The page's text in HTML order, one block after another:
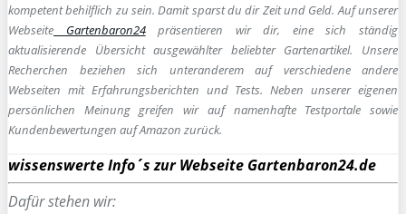
kompetent behilflich zu sein.Damit sparst du dir Zeit und Geld. Auf unserer
Webseite Gartenbaron24präsentieren wir dir, eine sich ständig
aktualisierende Übersicht ausgewählter beliebter Gartenartikel. Unsere
Recherchen beziehen sich unteranderem auf verschiedene andere
Webseiten mit Erfahrungsberichten und Tests. Neben unserer eigenen
persönlichen Meinung greifen wir auf namenhafte Testportale sowie
Kundenbewertungen auf Amazon zurück.
wissenswerte Info´s zur Webseite Gartenbaron24.de
Dafür stehen wir: